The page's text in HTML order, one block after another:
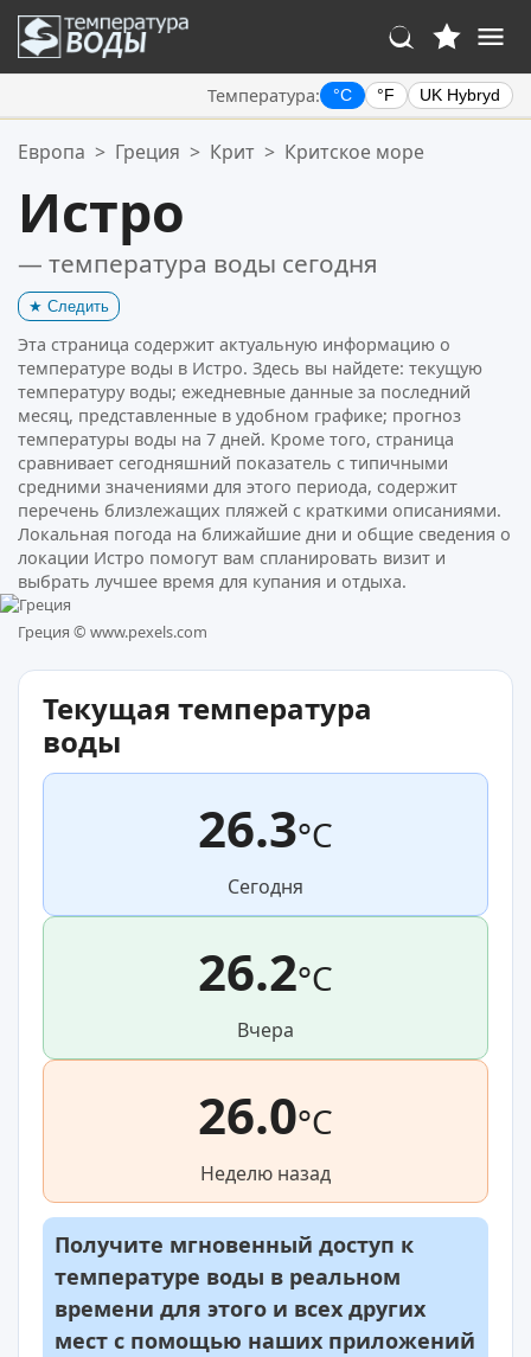
Температура: °C °F UK Hybryd
Ваше избранное:
Европа > Греция > Крит > Критское море
Истро
— температура воды сегодня
★ Следить
Эта страница содержит актуальную информацию о
температуре воды в Истро. Здесь вы найдете: текущую
температуру воды; ежедневные данные за последний
месяц, представленные в удобном графике; прогноз
температуры воды на 7 дней. Кроме того, страница
сравнивает сегодняшний показатель с типичными
средними значениями для этого периода, содержит
перечень близлежащих пляжей с краткими описаниями.
Локальная погода на ближайшие дни и общие сведения о
локации Истро помогут вам спланировать визит и
выбрать лучшее время для купания и отдыха.
Греция © www.pexels.com
Текущая температура
воды
26.3°C
Сегодня
26.2°C
Вчера
26.0°C
Неделю назад
Получите мгновенный доступ к
температуре воды в реальном
времени для этого и всех других
мест с помощью наших приложений